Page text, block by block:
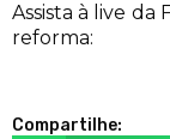
Assista à live da
reforma:
Compartilhe: